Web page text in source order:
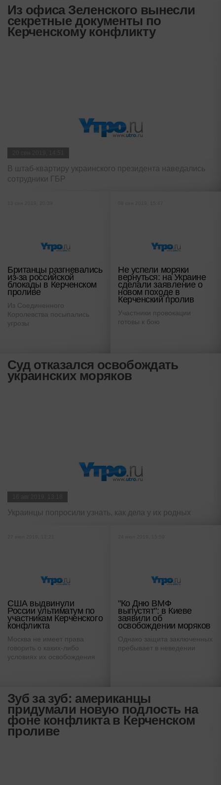
Из офиса Зеленского вынесли
секретные документы по
Керченскому конфликту
В штаб-квартиру украинского президента наведались
сотрудники ГБР
Британцы разгневались
из-за российской
блокады в Керченском
проливе
Из Соединенного
Королевства посыпались
угрозы
Не успели моряки
вернуться: на Украине
сделали заявление о
новом походе в
Керченский пролив
Участники провокации
готовы к бою
Суд отказался освобождать
украинских моряков
Украинцы попросили узнать, как дела у их родных
США выдвинули
России ультиматум по
участникам Керченского
конфликта
Москва не имеет права
говорить о каких-либо
условиях их освобождения
"Ко Дню ВМФ
выпустят": в Киеве
заявили об
освобождении моряков
Однако защита заключенных
пребывает в неведении
Зуб за зуб: американцы
придумали новую подлость на
фоне конфликта в Керченском
проливе